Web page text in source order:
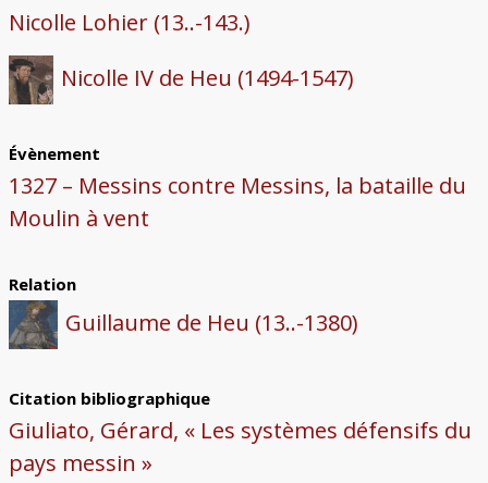
Nicolle Lohier (13..-143.)
Nicolle IV de Heu (1494-1547)
Évènement
1327 – Messins contre Messins, la bataille du
Moulin à vent
Relation
Guillaume de Heu (13..-1380)
Citation bibliographique
Giuliato, Gérard, « Les systèmes défensifs du
pays messin »